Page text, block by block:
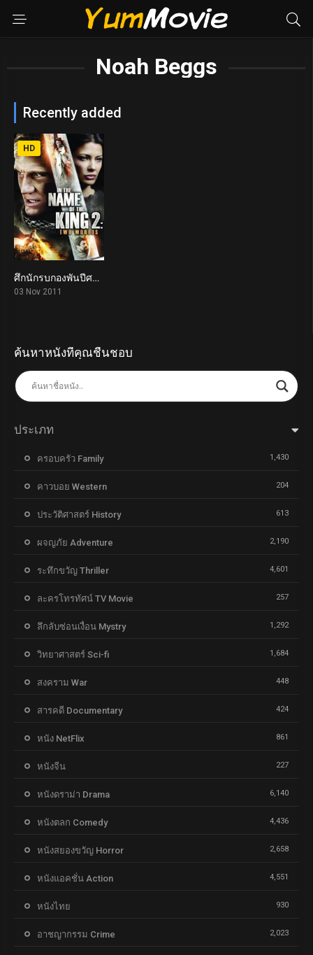
Noah Beggs
Recently added
3.1
HD
ศึกนักรบกองพันปีศาจ 2 In the Name of the King 2: Two Worlds (2011)
03 Nov 2011
ค้นหาหนังที่คุณชื่นชอบ
ประเภท
ครอบครัว Family 1,430
คาวบอย Western 204
ประวัติศาสตร์ History 613
ผจญภัย Adventure 2,190
ระทึกขวัญ Thriller 4,601
ละครโทรทัศน์ TV Movie 257
ลึกลับซ่อนเงื่อน Mystry 1,292
วิทยาศาสตร์ Sci-fi 1,684
สงคราม War 448
สารคดี Documentary 424
หนัง NetFlix 861
หนังจีน 227
หนังดราม่า Drama 6,140
หนังตลก Comedy 4,436
หนังสยองขวัญ Horror 2,658
หนังแอคชั่น Action 4,551
หนังไทย 930
อาชญากรรม Crime 2,023